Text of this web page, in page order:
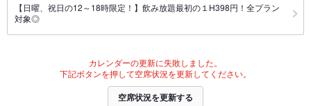
【日曜、祝日の12～18時限定！】飲み放題最初の１H398円！全プラン
対象◎
カレンダーの更新に失敗しました。
下記ボタンを押して空席状況を更新してください。
空席状況を更新する